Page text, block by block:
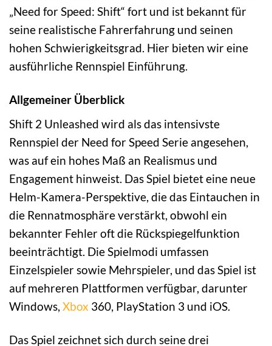
„Need for Speed: Shift“ fort und ist bekannt für
seine realistische Fahrerfahrung und seinen
hohen Schwierigkeitsgrad. Hier bieten wir eine
ausführliche Rennspiel Einführung.
Allgemeiner Überblick
Shift 2 Unleashed wird als das intensivste
Rennspiel der Need for Speed Serie angesehen,
was auf ein hohes Maß an Realismus und
Engagement hinweist. Das Spiel bietet eine neue
Helm-Kamera-Perspektive, die das Eintauchen in
die Rennatmosphäre verstärkt, obwohl ein
bekannter Fehler oft die Rückspiegelfunktion
beeinträchtigt. Die Spielmodi umfassen
Einzelspieler sowie Mehrspieler, und das Spiel ist
auf mehreren Plattformen verfügbar, darunter
Windows, Xbox 360, PlayStation 3 und iOS.
Das Spiel zeichnet sich durch seine drei